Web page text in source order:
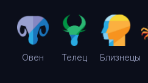
Овен Телец Близнецы